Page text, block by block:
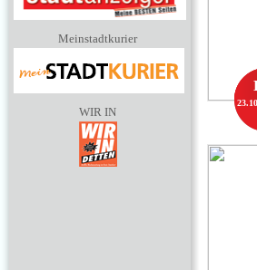
Meinstadtkurier
WIR IN